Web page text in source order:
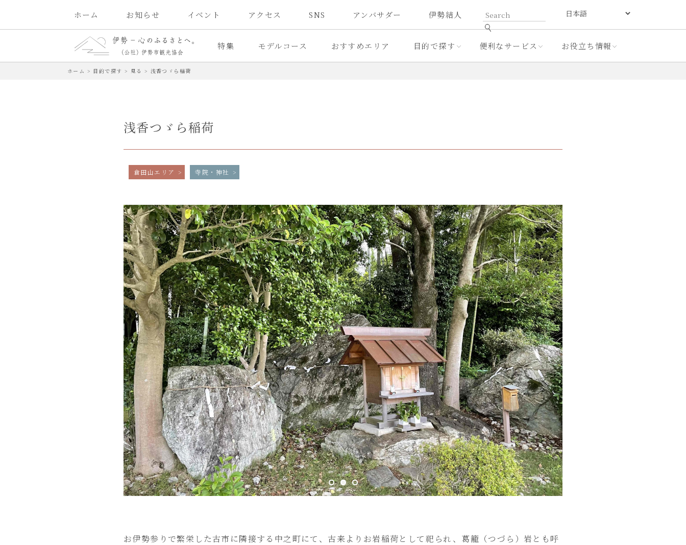
ホーム お知らせ イベント アクセス SNS アンバサダー 伊勢結人
特集 モデルコース おすすめエリア 目的で探す 便利なサービス お役立ち情報
ホーム > 目的で探す > 見る > 浅香つゞら稲荷
浅香つゞら稲荷
倉田山エリア 寺院・神社
お伊勢参りで繁栄した古市に隣接する中之町にて、古来よりお岩稲荷として祀られ、葛籠（つづら）岩とも呼